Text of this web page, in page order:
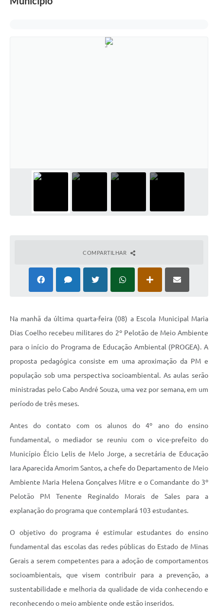
COMPARTILHAR
Na manhã da última quarta-feira (08) a Escola Municipal Maria
Dias Coelho recebeu militares do 2º Pelotão de Meio Ambiente
para o início do Programa de Educação Ambiental (PROGEA). A
proposta pedagógica consiste em uma aproximação da PM e
população sob uma perspectiva socioambiental. As aulas serão
ministradas pelo Cabo André Souza, uma vez por semana, em um
período de três meses.
Antes do contato com os alunos do 4º ano do ensino
fundamental, o mediador se reuniu com o vice-prefeito do
Município Élcio Lelis de Melo Jorge, a secretária de Educação
Iara Aparecida Amorim Santos, a chefe do Departamento de Meio
Ambiente Maria Helena Gonçalves Mitre e o Comandante do 3º
Pelotão PM Tenente Reginaldo Morais de Sales para a
explanação do programa que contemplará 103 estudantes.
O objetivo do programa é estimular estudantes do ensino
fundamental das escolas das redes públicas do Estado de Minas
Gerais a serem competentes para a adoção de comportamentos
socioambientais, que visem contribuir para a prevenção, a
sustentabilidade e melhoria da qualidade de vida conhecendo e
reconhecendo o meio ambiente onde estão inseridos.